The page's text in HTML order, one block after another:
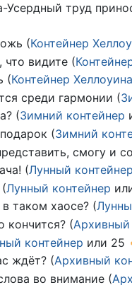
труд
(Контейнер
что видите (
(Контейнер Хеллоуина
среди гармонии (
(Зимний контейнер
(Зимний
смогу и
(Лунный контейнер
Лунный контейнер
таком хаосе? (
кончится? (Архивный
контейнер или 25
ждёт? (Архивный
во внимание (